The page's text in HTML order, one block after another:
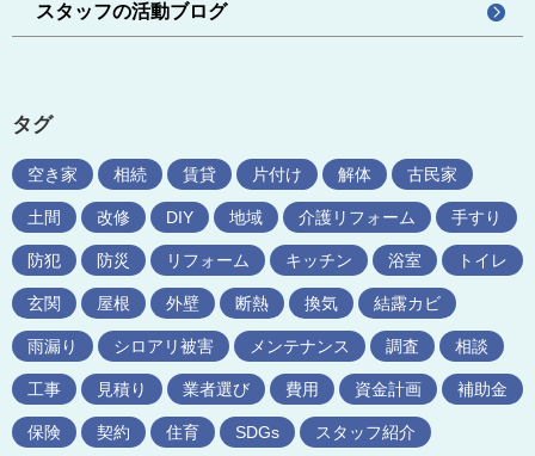
スタッフの活動ブログ
タグ
空き家 相続 賃貸 片付け 解体 古民家
土間 改修 DIY 地域 介護リフォーム 手すり
防犯 防災 リフォーム キッチン 浴室 トイレ
玄関 屋根 外壁 断熱 換気 結露カビ
雨漏り シロアリ被害 メンテナンス 調査 相談
工事 見積り 業者選び 費用 資金計画 補助金
保険 契約 住育 SDGs スタッフ紹介